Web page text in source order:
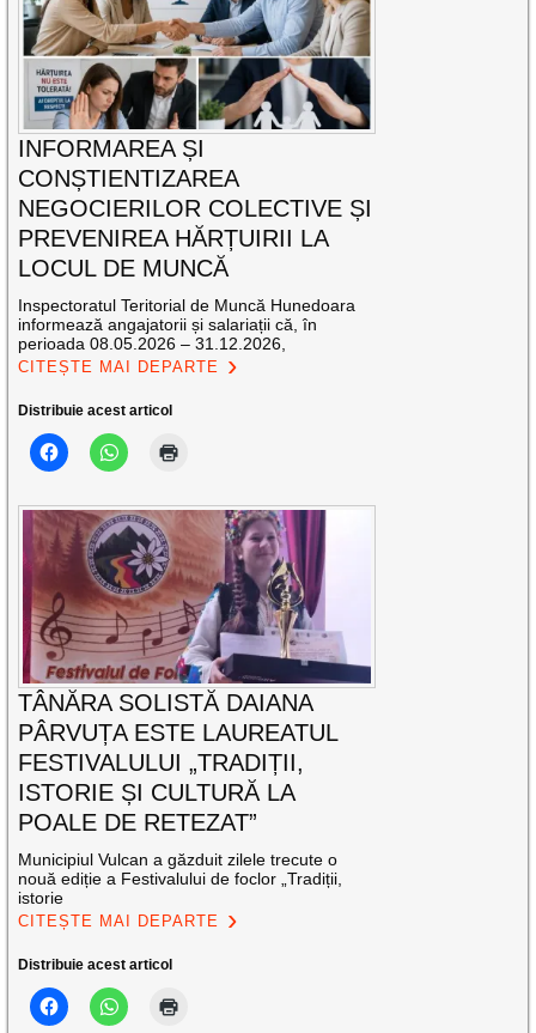
INFORMAREA ȘI
CONȘTIENTIZAREA
NEGOCIERILOR COLECTIVE ȘI
PREVENIREA HĂRȚUIRII LA
LOCUL DE MUNCĂ
Inspectoratul Teritorial de Muncă Hunedoara
informează angajatorii și salariații că, în
perioada 08.05.2026 – 31.12.2026,
CITEȘTE MAI DEPARTE
Distribuie acest articol
TÂNĂRA SOLISTĂ DAIANA
PÂRVUȚA ESTE LAUREATUL
FESTIVALULUI „TRADIȚII,
ISTORIE ȘI CULTURĂ LA
POALE DE RETEZAT”
Municipiul Vulcan a găzduit zilele trecute o
nouă ediție a Festivalului de foclor „Tradiții,
istorie
CITEȘTE MAI DEPARTE
Distribuie acest articol